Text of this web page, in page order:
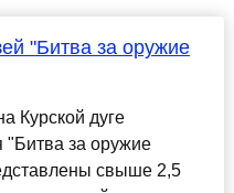
"Битва за оружие
Курской дуге
"Битва за оружие
свыше 2,5